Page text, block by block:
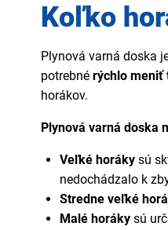
Koľko
Plynová varná doska
potrebné rýchlo meniť
horákov.
Plynová varná doska
Veľké horáky sú
nedochádzalo k
Stredne veľké
Malé horáky sú